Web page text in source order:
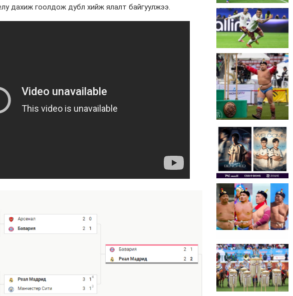
дахиж гоолдож дубл хийж ялалт байгуулжээ.